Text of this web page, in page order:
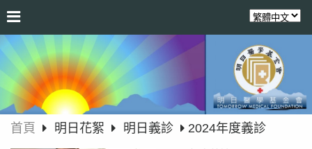
首頁 明日花絮 明日義診 2024年度義診